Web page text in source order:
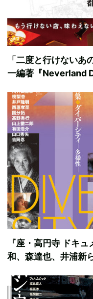
「二度と行けない
一編著『Neverland
『座・高円寺 ドキ
和、森達也、井浦新